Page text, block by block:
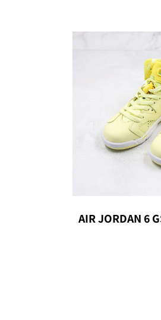
AIR JORDAN 6